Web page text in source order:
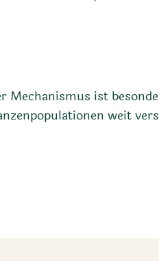
Mechanismus ist
weit